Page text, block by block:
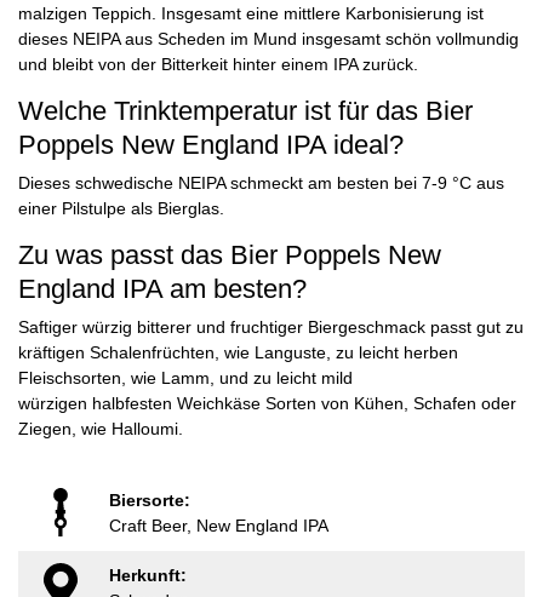
malzigen Teppich. Insgesamt eine mittlere Karbonisierung ist
dieses NEIPA aus Scheden im Mund insgesamt schön vollmundig
und bleibt von der Bitterkeit hinter einem IPA zurück.
Welche Trinktemperatur ist für das Bier
Poppels New England IPA ideal?
Dieses schwedische NEIPA schmeckt am besten bei 7-9 °C aus
einer Pilstulpe als Bierglas.
Zu was passt das Bier Poppels New
England IPA am besten?
Saftiger würzig bitterer und fruchtiger Biergeschmack passt gut zu
kräftigen Schalenfrüchten, wie Languste, zu leicht herben
Fleischsorten, wie Lamm, und zu leicht mild
würzigen halbfesten Weichkäse Sorten von Kühen, Schafen oder
Ziegen, wie Halloumi.
Biersorte:
Craft Beer, New England IPA
Herkunft: